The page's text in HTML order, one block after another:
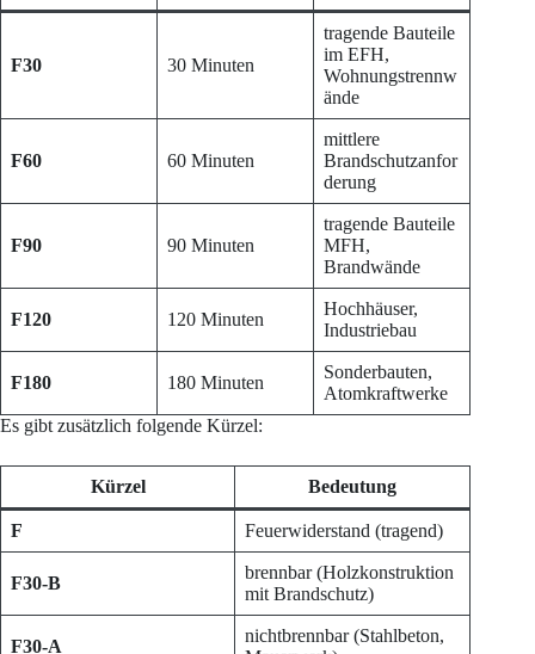
F30 30 Minuten
tragende Bauteile
im EFH,
Wohnungstrennw
ände
F60 60 Minuten
mittlere
Brandschutzanfor
derung
F90 90 Minuten
tragende Bauteile
MFH,
Brandwände
F120 120 Minuten
Hochhäuser,
Industriebau
F180 180 Minuten
Sonderbauten,
Atomkraftwerke
Es gibt zusätzlich folgende Kürzel:
Kürzel Bedeutung
F Feuerwiderstand (tragend)
F30-B
brennbar (Holzkonstruktion
mit Brandschutz)
F30-A
nichtbrennbar (Stahlbeton,